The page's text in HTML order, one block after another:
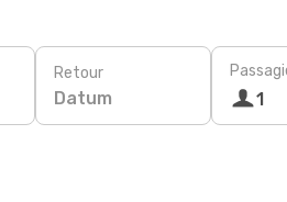
Retour
Datum 1